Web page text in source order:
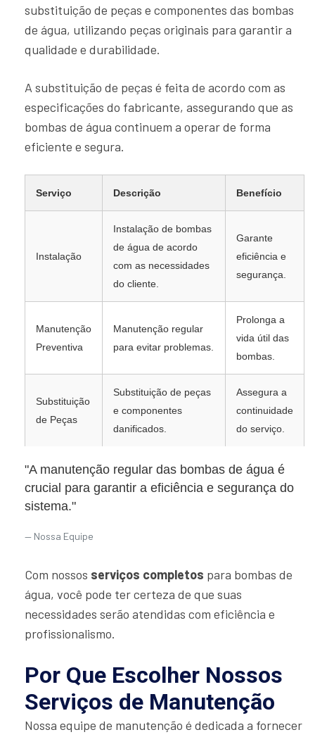
substituição de peças e componentes das bombas
de água, utilizando peças originais para garantir a
qualidade e durabilidade.
A substituição de peças é feita de acordo com as
especificações do fabricante, assegurando que as
bombas de água continuem a operar de forma
eficiente e segura.
Serviço Descrição Benefício
Instalação
Instalação de bombas
de água de acordo
com as necessidades
do cliente.
Garante
eficiência e
segurança.
Manutenção
Preventiva
Manutenção regular
para evitar problemas.
Prolonga a
vida útil das
bombas.
Substituição
de Peças
Substituição de peças
e componentes
danificados.
Assegura a
continuidade
do serviço.
"A manutenção regular das bombas de água é
crucial para garantir a eficiência e segurança do
sistema."
Nossa Equipe
Com nossos serviços completos para bombas de
água, você pode ter certeza de que suas
necessidades serão atendidas com eficiência e
profissionalismo.
Por Que Escolher Nossos
Serviços de Manutenção
Nossa equipe de manutenção é dedicada a fornecer